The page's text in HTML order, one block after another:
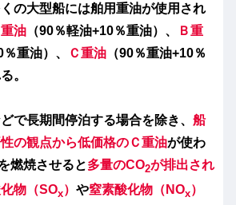
の大型船には舶用重油が使用され
重油 （90％軽油+10％重油）、
Ｂ重
重油）、 Ｃ重油 （90％重油+10％
。
で長期間停泊する場合を除き、 船
の観点から低価格のＣ重油が使わ
燃焼させると多量のCO2が排出され
物（SOx） や窒素酸化物（NOx）